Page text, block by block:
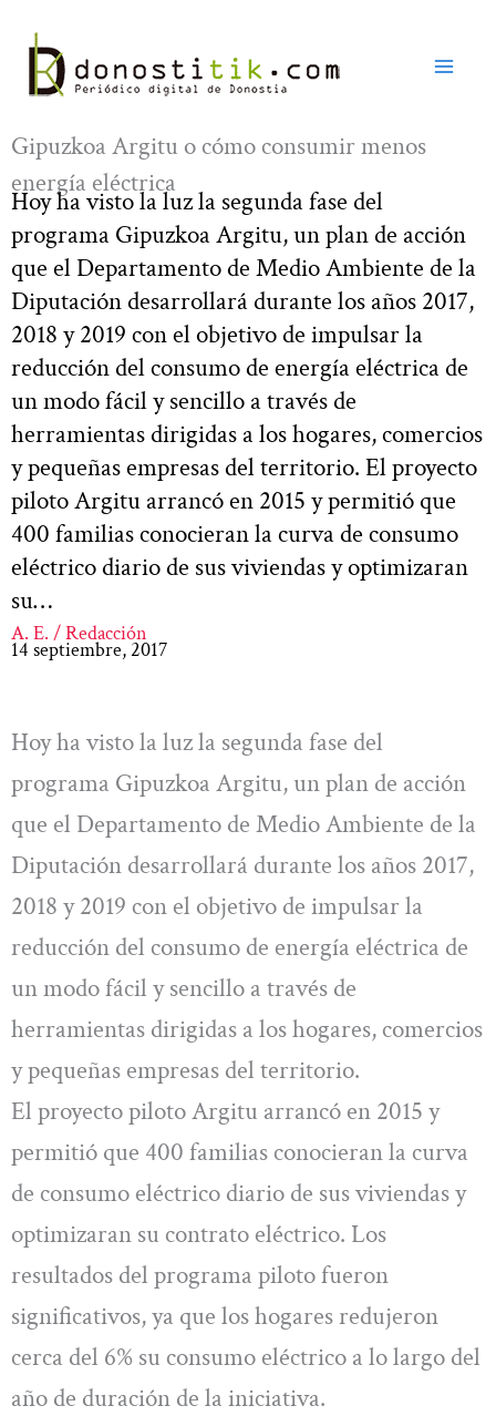
contenido
Gipuzkoa Argitu o cómo consumir menos
energía eléctrica
Hoy ha visto la luz la segunda fase del
programa Gipuzkoa Argitu, un plan de acción
que el Departamento de Medio Ambiente de la
Diputación desarrollará durante los años 2017,
2018 y 2019 con el objetivo de impulsar la
reducción del consumo de energía eléctrica de
un modo fácil y sencillo a través de
herramientas dirigidas a los hogares, comercios
y pequeñas empresas del territorio. El proyecto
piloto Argitu arrancó en 2015 y permitió que
400 familias conocieran la curva de consumo
eléctrico diario de sus viviendas y optimizaran
su…
A. E. / Redacción
14 septiembre, 2017
Hoy ha visto la luz la segunda fase del
programa Gipuzkoa Argitu, un plan de acción
que el Departamento de Medio Ambiente de la
Diputación desarrollará durante los años 2017,
2018 y 2019 con el objetivo de impulsar la
reducción del consumo de energía eléctrica de
un modo fácil y sencillo a través de
herramientas dirigidas a los hogares, comercios
y pequeñas empresas del territorio.
El proyecto piloto Argitu arrancó en 2015 y
permitió que 400 familias conocieran la curva
de consumo eléctrico diario de sus viviendas y
optimizaran su contrato eléctrico. Los
resultados del programa piloto fueron
significativos, ya que los hogares redujeron
cerca del 6% su consumo eléctrico a lo largo del
año de duración de la iniciativa.